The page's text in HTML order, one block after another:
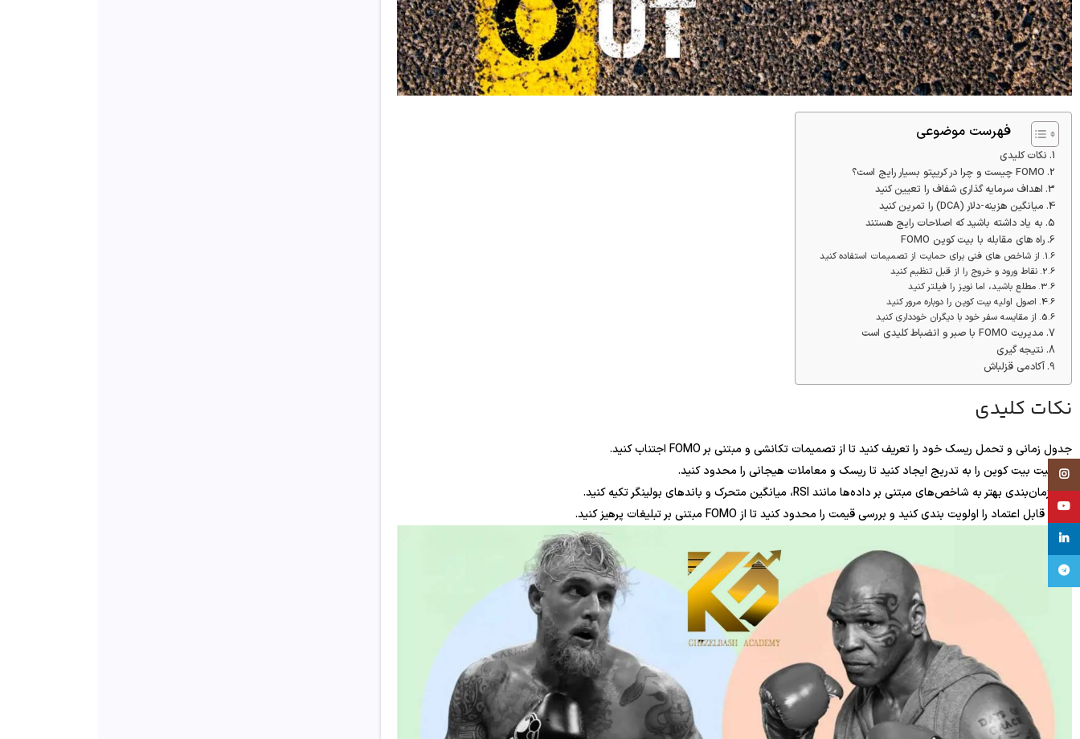
فهرست موضوعی
نکات کلیدی
FOMO چیست و چرا در کریپتو بسیار رایج است؟
اهداف سرمایه گذاری شفاف را تعیین کنید
میانگین هزینه-دلار (DCA) را تمرین کنید
به یاد داشته باشید که اصلاحات رایج هستند
راه های مقابله با بیت کوین FOMO
از شاخص های فنی برای حمایت از تصمیمات استفاده کنید
نقاط ورود و خروج را از قبل تنظیم کنید
مطلع باشید، اما نویز را فیلتر کنید
اصول اولیه بیت کوین را دوباره مرور کنید
از مقایسه سفر خود با دیگران خودداری کنید
مدیریت FOMO با صبر و انضباط کلیدی است
نتیجه گیری
آکادمی قزلباش
نکات کلیدی
جدول زمانی و تحمل ریسک خود را تعریف کنید تا از تصمیمات تکانشی و مبتنی بر FOMO اجتناب کنید.
موقعیت بیت کوین را به تدریج ایجاد کنید تا ریسک و معاملات هیجانی را محدود کنید.
برای زمان‌بندی بهتر به شاخص‌های مبتنی بر داده‌ها مانند RSI، میانگین متحرک و باندهای بولینگر تکیه کنید.
منابع قابل اعتماد را اولویت بندی کنید و بررسی قیمت را محدود کنید تا از FOMO مبتنی بر تبلیغات پرهیز کنید.
Instagram
YouTube